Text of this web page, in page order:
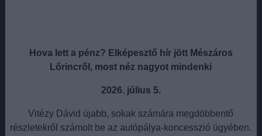
Hova lett a pénz? Elképesztő hír jött Mészáros
Lőrincről, most néz nagyot mindenki
2026. július 5.
Vitézy Dávid újabb, sokak számára megdöbbentő
részletekről számolt be az autópálya-koncesszió ügyében.